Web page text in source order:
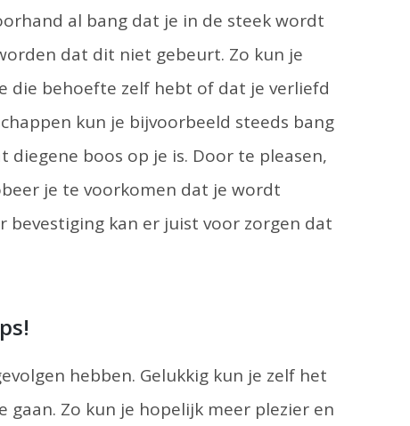
al bang dat je in de steek wordt
dat dit niet gebeurt. Zo kun je
die behoefte zelf hebt of dat je verliefd
kun je bijvoorbeeld steeds bang
boos op je is. Door te pleasen,
je te voorkomen dat je wordt
kan er juist voor zorgen dat
hebben. Gelukkig kun je zelf het
Zo kun je hopelijk meer plezier en